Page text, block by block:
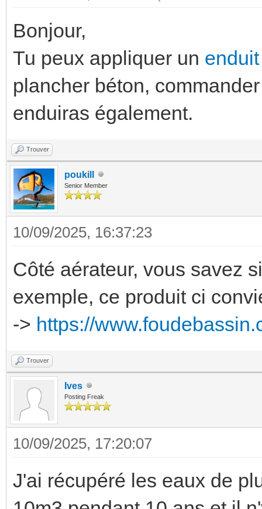
Bonjour,
Tu peux appliquer un
plancher béton,
enduiras également.
Trouver
poukill
Senior Member
10/09/2025, 16:37:23
Côté aérateur, vous savez
exemple, ce produit ci
-> https://
Trouver
Ives
Posting Freak
10/09/2025, 17:20:07
J'ai récupéré les eaux de